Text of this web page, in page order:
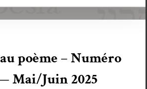
poème – Numéro
Mai/Juin 2025